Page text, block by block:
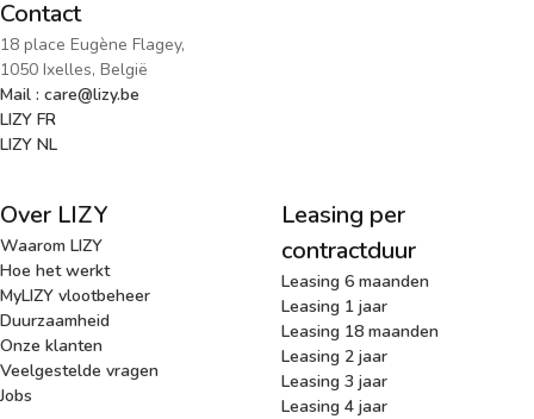
Contact
18 place Eugène Flagey,
1050 Ixelles, België
Mail : care@lizy.be
LIZY FR
LIZY NL
Over LIZY
Waarom LIZY
Hoe het werkt
MyLIZY vlootbeheer
Duurzaamheid
Onze klanten
Veelgestelde vragen
Jobs
Leasing per
contractduur
Leasing 6 maanden
Leasing 1 jaar
Leasing 18 maanden
Leasing 2 jaar
Leasing 3 jaar
Leasing 4 jaar